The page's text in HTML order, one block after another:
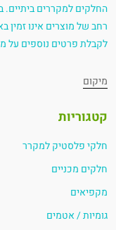
החלקים למקררים ביתיים.
רחב של מוצרים אינו זמין
לקבלת פרטים נוספים על
מיקום
קטגוריות
חלקי פלסטיק למקרר
חלקים מכניים
מקפיאים
גומיות / אטמים